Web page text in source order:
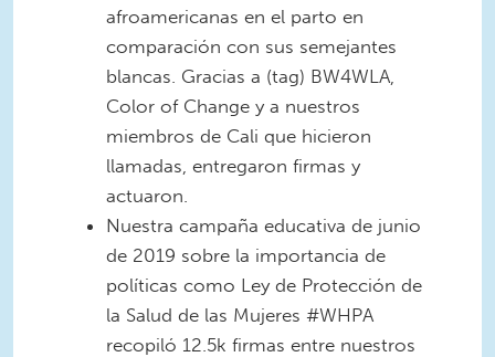
afroamericanas en el parto en
comparación con sus semejantes
blancas. Gracias a (tag) BW4WLA,
Color of Change y a nuestros
miembros de Cali que hicieron
llamadas, entregaron firmas y
actuaron.
Nuestra campaña educativa de junio
de 2019 sobre la importancia de
políticas como Ley de Protección de
la Salud de las Mujeres #WHPA
recopiló 12.5k firmas entre nuestros